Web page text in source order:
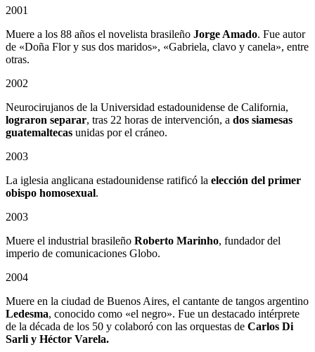
2001
Muere a los 88 años el novelista brasileño Jorge Amado. Fue autor
de «Doña Flor y sus dos maridos», «Gabriela, clavo y canela», entre
otras.
2002
Neurocirujanos de la Universidad estadounidense de California,
lograron separar, tras 22 horas de intervención, a dos siamesas
guatemaltecas unidas por el cráneo.
2003
La iglesia anglicana estadounidense ratificó la elección del primer
obispo homosexual.
2003
Muere el industrial brasileño Roberto Marinho, fundador del
imperio de comunicaciones Globo.
2004
Muere en la ciudad de Buenos Aires, el cantante de tangos argentino
Ledesma, conocido como «el negro». Fue un destacado intérprete
de la década de los 50 y colaboró con las orquestas de Carlos Di
Sarli y Héctor Varela.